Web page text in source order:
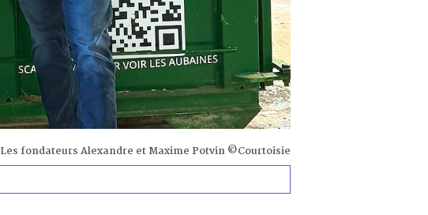
Les fondateurs Alexandre et Maxime Potvin ©Courtoisie